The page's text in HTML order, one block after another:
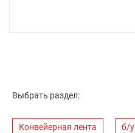
Выбрать раздел:
Конвейерная лента б/у